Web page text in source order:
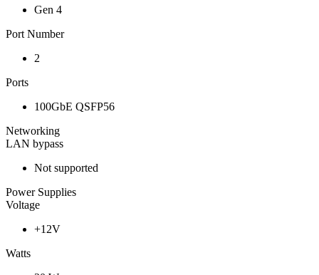
Gen 4
Port Number
2
Ports
100GbE QSFP56
Networking
LAN bypass
Not supported
Power Supplies
Voltage
+12V
Watts